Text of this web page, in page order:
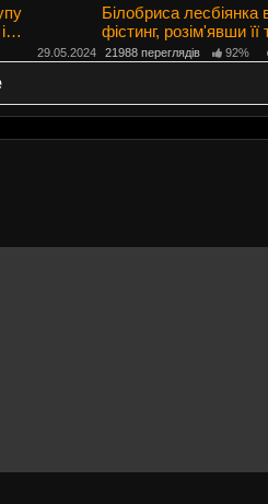
29.05.2024
Білобриса лесбіянка
фістинг, розім'явши
21988 переглядів 92%